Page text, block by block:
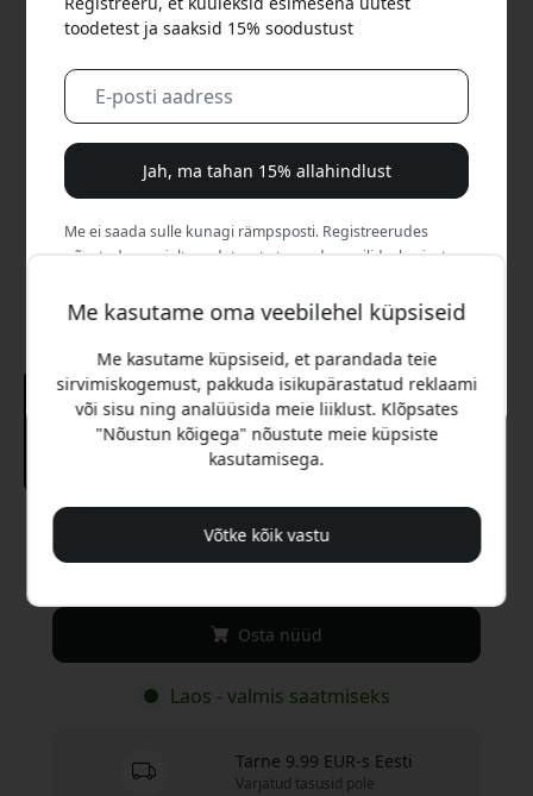
Soovitatav hind
24.99 EUR
Osta nüüd
Laos - valmis saatmiseks
Tarne 9.99 EUR-s Eesti
Varjatud tasusid pole
Me kasutame oma veebilehel küpsiseid
Me kasutame küpsiseid, et parandada teie
sirvimiskogemust, pakkuda isikupärastatud reklaami
või sisu ning analüüsida meie liiklust. Klõpsates
"Nõustun kõigega" nõustute meie küpsiste
kasutamisega.
Võtke kõik vastu
toodetest ja saaksid 15% soodustust
Jah, ma tahan 15% allahindlust
Me ei saada sulle kunagi rämpsposti. Registreerudes
nõustud aeg-ajalt saadetavate turundusmeilide, harivate